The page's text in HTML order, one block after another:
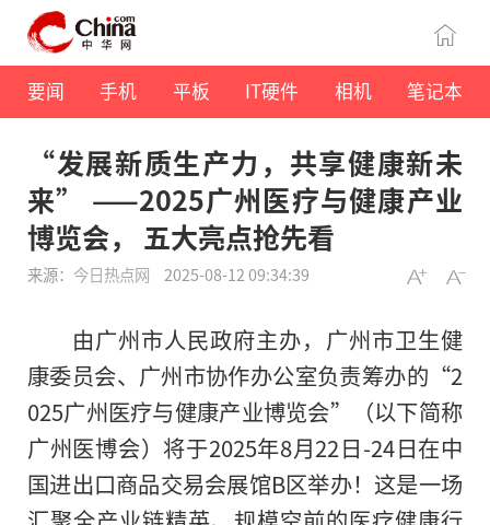
要闻 手机 平板 IT硬件 相机 笔记本
“发展新质生产力，共享健康新未
来” ——2025广州医疗与健康产业
博览会， 五大亮点抢先看
来源： 今日热点网 2025-08-12 09:34:39
由广州市人民政府主办，广州市卫生健
康委员会、广州市协作办公室负责筹办的“2
025广州医疗与健康产业博览会”（以下简称
广州医博会）将于2025年8月22日-24日在中
国进出口商品交易会展馆B区举办！这是一场